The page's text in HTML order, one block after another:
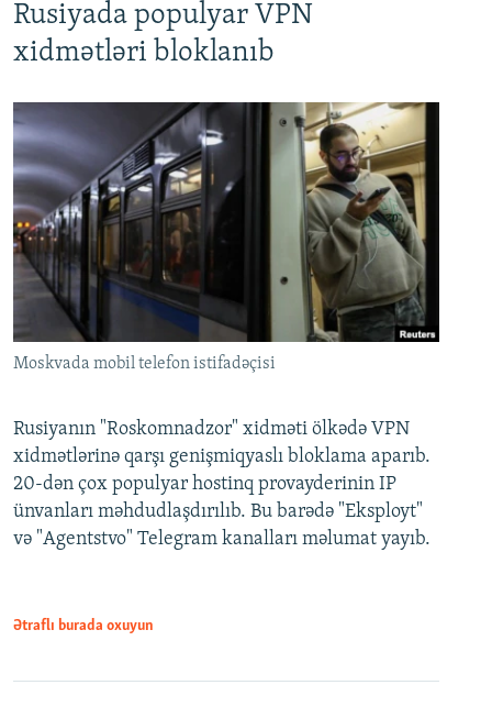
Rusiyada populyar VPN
xidmətləri bloklanıb
Moskvada mobil telefon istifadəçisi
Rusiyanın "Roskomnadzor" xidməti ölkədə VPN
xidmətlərinə qarşı genişmiqyaslı bloklama aparıb.
20-dən çox populyar hostinq provayderinin IP
ünvanları məhdudlaşdırılıb. Bu barədə "Eksployt"
və "Agentstvo" Telegram kanalları məlumat yayıb.
Ətraflı burada oxuyun